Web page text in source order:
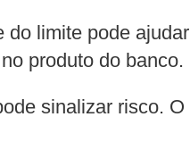
do limite pode
produto do banco.
sinalizar risco. O